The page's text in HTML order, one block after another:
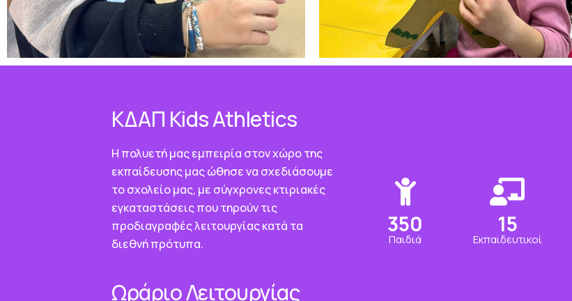
ΚΔΑΠ Κids Athletics
Η πολυετή μας εμπειρία στον χώρο της
εκπαίδευσης μας ώθησε να σχεδιάσουμε
το σχολείο μας, με σύγχρονες κτιριακές
εγκαταστάσεις που τηρούν τις
προδιαγραφές λειτουργίας κατά τα
διεθνή πρότυπα.
Ωράριο Λειτουργίας
350
Παιδιά
15
Εκπαιδευτικοί